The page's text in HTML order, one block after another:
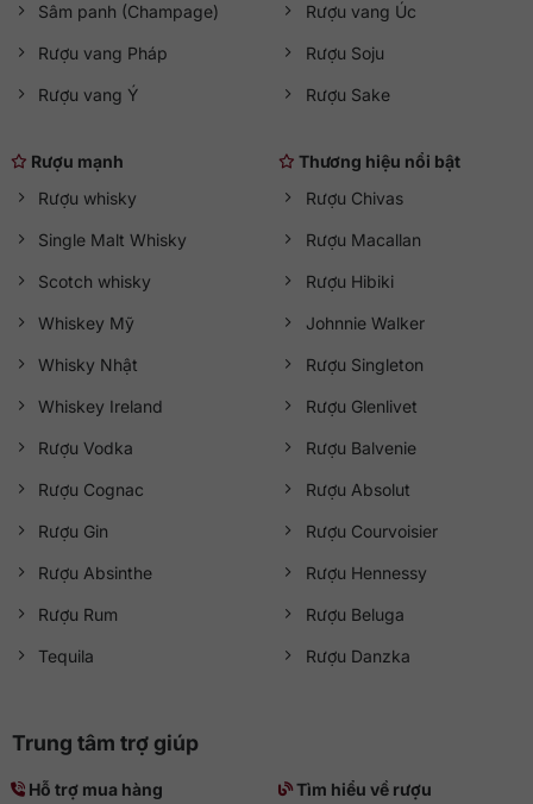
Sâm panh (Champage)
Rượu vang Pháp
Rượu vang Ý
Rượu vang Úc
Rượu Soju
Rượu Sake
Rượu mạnh
Rượu whisky
Single Malt Whisky
Scotch whisky
Whiskey Mỹ
Whisky Nhật
Whiskey Ireland
Rượu Vodka
Rượu Cognac
Rượu Gin
Rượu Absinthe
Rượu Rum
Tequila
Thương hiệu nổi bật
Rượu Chivas
Rượu Macallan
Rượu Hibiki
Johnnie Walker
Rượu Singleton
Rượu Glenlivet
Rượu Balvenie
Rượu Absolut
Rượu Courvoisier
Rượu Hennessy
Rượu Beluga
Rượu Danzka
Trung tâm trợ giúp
Hỗ trợ mua hàng
Tìm hiểu về rượu